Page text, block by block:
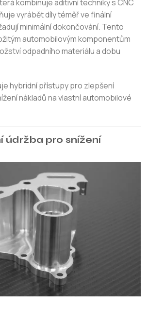
kombinuje aditivní techniky s CNC
vyrábět díly téměř ve finální
minimální dokončování. Tento
automobilovým komponentům
odpadního materiálu a dobu
hybridní přístupy pro zlepšení
nákladů na vlastní automobilové
údržba pro snížení